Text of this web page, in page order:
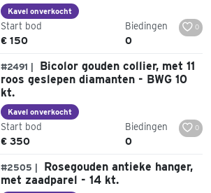
Kavel onverkocht
Start bod
€ 150
Biedingen
0
0
#2491 |
Bicolor gouden collier, met 11
roos geslepen diamanten - BWG 10
kt.
Kavel onverkocht
Start bod
€ 350
Biedingen
0
0
#2505 |
Rosegouden antieke hanger,
met zaadparel - 14 kt.